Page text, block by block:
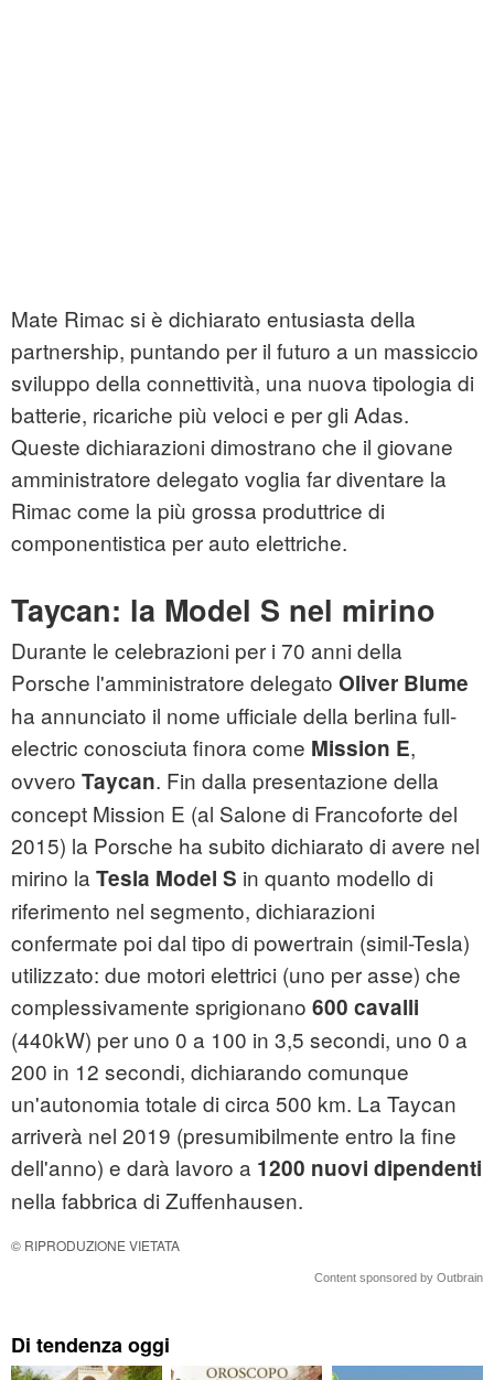
Mate Rimac si è dichiarato entusiasta della
partnership, puntando per il futuro a un massiccio
sviluppo della connettività, una nuova tipologia di
batterie, ricariche più veloci e per gli Adas.
Queste dichiarazioni dimostrano che il giovane
amministratore delegato voglia far diventare la
Rimac come la più grossa produttrice di
componentistica per auto elettriche.
Taycan: la Model S nel mirino
Durante le celebrazioni per i 70 anni della
Porsche l'amministratore delegato Oliver Blume
ha annunciato il nome ufficiale della berlina full-
electric conosciuta finora come Mission E,
ovvero Taycan. Fin dalla presentazione della
concept Mission E (al Salone di Francoforte del
2015) la Porsche ha subito dichiarato di avere nel
mirino la Tesla Model S in quanto modello di
riferimento nel segmento, dichiarazioni
confermate poi dal tipo di powertrain (simil-Tesla)
utilizzato: due motori elettrici (uno per asse) che
complessivamente sprigionano 600 cavalli
(440kW) per uno 0 a 100 in 3,5 secondi, uno 0 a
200 in 12 secondi, dichiarando comunque
un'autonomia totale di circa 500 km. La Taycan
arriverà nel 2019 (presumibilmente entro la fine
dell'anno) e darà lavoro a 1200 nuovi dipendenti
nella fabbrica di Zuffenhausen.
© RIPRODUZIONE VIETATA
Content sponsored by Outbrain
Di tendenza oggi